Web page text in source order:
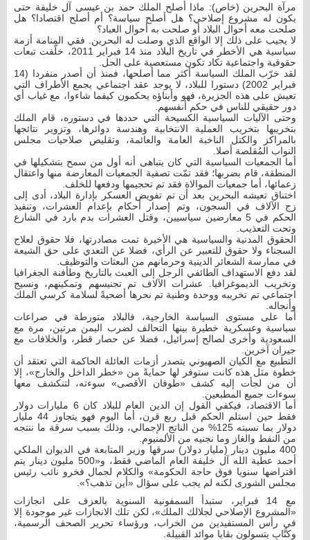
مرآة البحرين (خاص): ماذا أصلح الملك حمد بن عيسى آل خليفة حتى
يكون له مشروع إصلاحي؟ هل أصلح سياسة؟ أم أصلح اقتصادا؟ هل
صلحت معه أحوال البلاد أو صلحت به أحوال العباد؟
لا يجيب على ذلك إلا الواقع الذي وصلت له البحرين. فقي المنامة أزمة
سياسية هي الأخطر في تاريخ البلاد منذ 14 فبراير 2011، خلّفت تبعات
حقوقية واجتماعية تكاد تكون مستعصية على الحل.
لقد خرّب الملك السياسة أكثر مما أصلحها، فمنذ أن أصدر منفردا (14
فبراير 2002) دستورا للبلاد، لا يوجد عقد اجتماعي يجمع الأطراف التي
تعيش على هذه الجزيرة، فهو وأبناؤه يحكمون كيفما شاءوا، مع غياب أي
دور حقيقي للناس في حكم أنفسهم.
وحتى الآليات السياسية الكسيحة التي حددها في دستوره، قام الملك
بتخريبها بتخريب العملية الانتخابية وهندسة دوائرها، وتزوير نتائجها
بالمراكز والكتل الناخبة العامة والعائمة، وتقليص صلاحيات مجلس
النواب المُقلصة أصلا.
أما الجمعيات السياسية التي كان يتباهى أنه أول من سمح بتشكيلها في
المنطقة، قام بضربها؛ فقد تمّت تصفية الجمعيات المعارضة منها واعتقال
زعمائها، أما جمعيات الموالاة فقد تم تحجيمها ودفعها للخلف.
اختناق تعيشه البحرين بعد أن تم تفويض العسكر بإدارة البلاد، أدى إلى
زج الآلاف في السجون، وتم إصدار أحكام بإعدام العشرات، وتنفيذ
الحكم في 5 معارضين سياسيين، وقتل العشرات بدم بارد في الشارع
وتحت التعذيب.
الحقوق المدنية والسياسية هي الأخيرة تمت مصادرتها، فلا حقوق لعلاج
السجناء ولا حقوق للتعبير عن الرأي، فضلا عن التعدي على حق الشيعة
في ممارسة الشعائر الدينية وحرمانهم من البعثات والتوظيف.
لقد دفع الاستهداف الطائفي الرجل إلى العبث بالتاريخ وطأفنة الجغرافيا
وتخريب الديموغرافيا. عشرات الآلاف تم تجنيسهم وتمكينهم، ونسيج
اجتماعي تم تخريبه ووحدة وطنية تم نحرها أضحيةً لسلامة كرسي الملك
وأنجاله.
أما على مستوى السياسة الخارجية، فالبلاد متورطة في صراعات
سياسية وعسكرية خطيرة بينها التحالف لضرب اليمن مرتين، مرة مع
السعودية وأخرى لصالح إسرائيل، فضلا عن حصار قطر، والخلافات مع
جيران آخرين.
التطبيع مع الكيان الصهيوني يتصدر أزمات العائلة الحاكمة التي تعتقد أن
خطوة مثل هذه كانت ستوفر لها حمايةً من «خطر الداخل والخارج»، إلا
أن من لجأت إليه كشف «طوفان الأقصى» سوءته، لتنكشف معها
سوءات جميع المطبعين.
أما الاقتصاد، فيكفي القول إن الدين العام للبلاد كان 6 مليارات دولار
فقط حين استلم الحكم قبل ربع قرن، أما اليوم فهو يتجاوز 44 مليار
دولار بما نسبته 125% من الناتج الإجمالي، وذلك بسبب سرقة ما ننتجه
من النفط والغاز وما نجنيه من الألمنيوم.
400 مليون دينار (مليار دولار) سرقها وزير المتابعة في الديوان الملكي
أحمد عطية الله آل خليفة العام الماضي فقط، و«500 مليون دينار يتم
اقتراضها سنويا فوق حاجة الحكومة» والكلام لجمال فخرو نائب رئيس
مجلس الشورى لكنه لم يجب على سؤال «أين تذهب؟».
مع 14 فبراير، ستبدأ السمفونية السنوية بالعزف على انجازات
«المشروع الإصلاحي لجلالك الملك»، لكن تلك الانجازات غير موجودة إلا
في رأس المستفيدين من الخراب، ورؤساء تحرير الصحف الرسمية،
وكتَّابٍ يتسولون بقايا موائد القبيلة.